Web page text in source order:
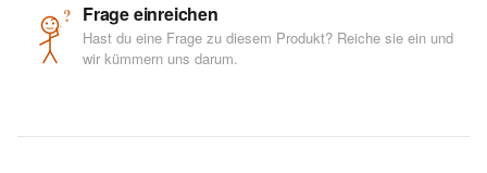
? Frage einreichen
Hast du eine Frage zu diesem Produkt? Reiche sie ein und
wir kümmern uns darum.